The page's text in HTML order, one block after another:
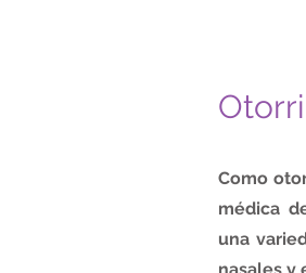
Como
médica
una